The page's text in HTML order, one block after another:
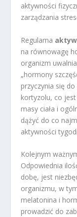
aktywności
zarządzania
Regularna
na równowagę
organizm
„hormony
przyczynia się
kortyzolu, co
masy ciała i
dążyć do co
aktywności
Kolejnym
Odpowiednia
dobę, jest
organizmu, w
melatonina i
prowadzić do